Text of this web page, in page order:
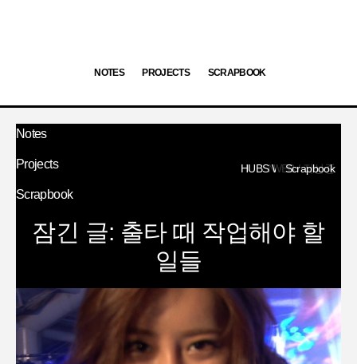
NOTES PROJECTS SCRAPBOOK
Notes
Projects
Scrapbook
잠긴 글: 출타 때 작업해야 할
일들
Notes/작성중
HUBS WEB/작성중
Scrapbook